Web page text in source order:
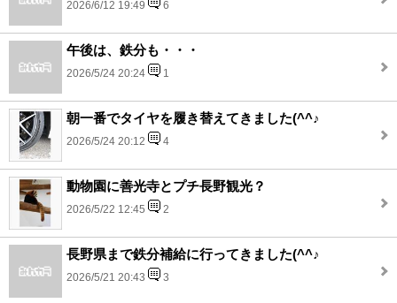
2026/6/12 19:49 6
午後は、鉄分も・・・
2026/5/24 20:24 1
朝一番でタイヤを履き替えてきました(^^♪
2026/5/24 20:12 4
動物園に善光寺とプチ長野観光？
2026/5/22 12:45 2
長野県まで鉄分補給に行ってきました(^^♪
2026/5/21 20:43 3